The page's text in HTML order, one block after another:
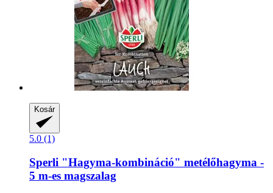
Kosár
5.0 (1)
Sperli "Hagyma-​kombináció" metélőhagyma -​
5 m-​es magszalag